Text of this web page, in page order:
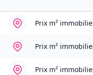
Prix m²
Prix m²
Prix m²